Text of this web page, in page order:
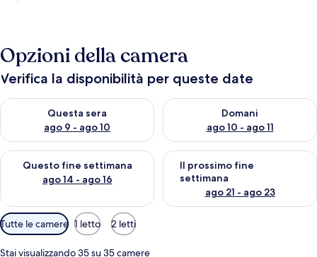
Opzioni della camera
Verifica la disponibilità per queste date
Questa sera
ago 9 - ago 10
Verifica la disponibilità per questa sera, ago 9 - ago 10
Domani
ago 10 - ago 11
Verifica la disponibilità per
Questo fine settimana
ago 14 - ago 16
Verifica la disponibilità per questo fine settimana, ago 14 -
Il prossimo fine
settimana
ago 21 - ago 23
Verifica la disponibilità per il
Filtri
disponibili
per
Tutte le camere 1 letto 2 letti
Stai visualizzando 35 su 35 camere